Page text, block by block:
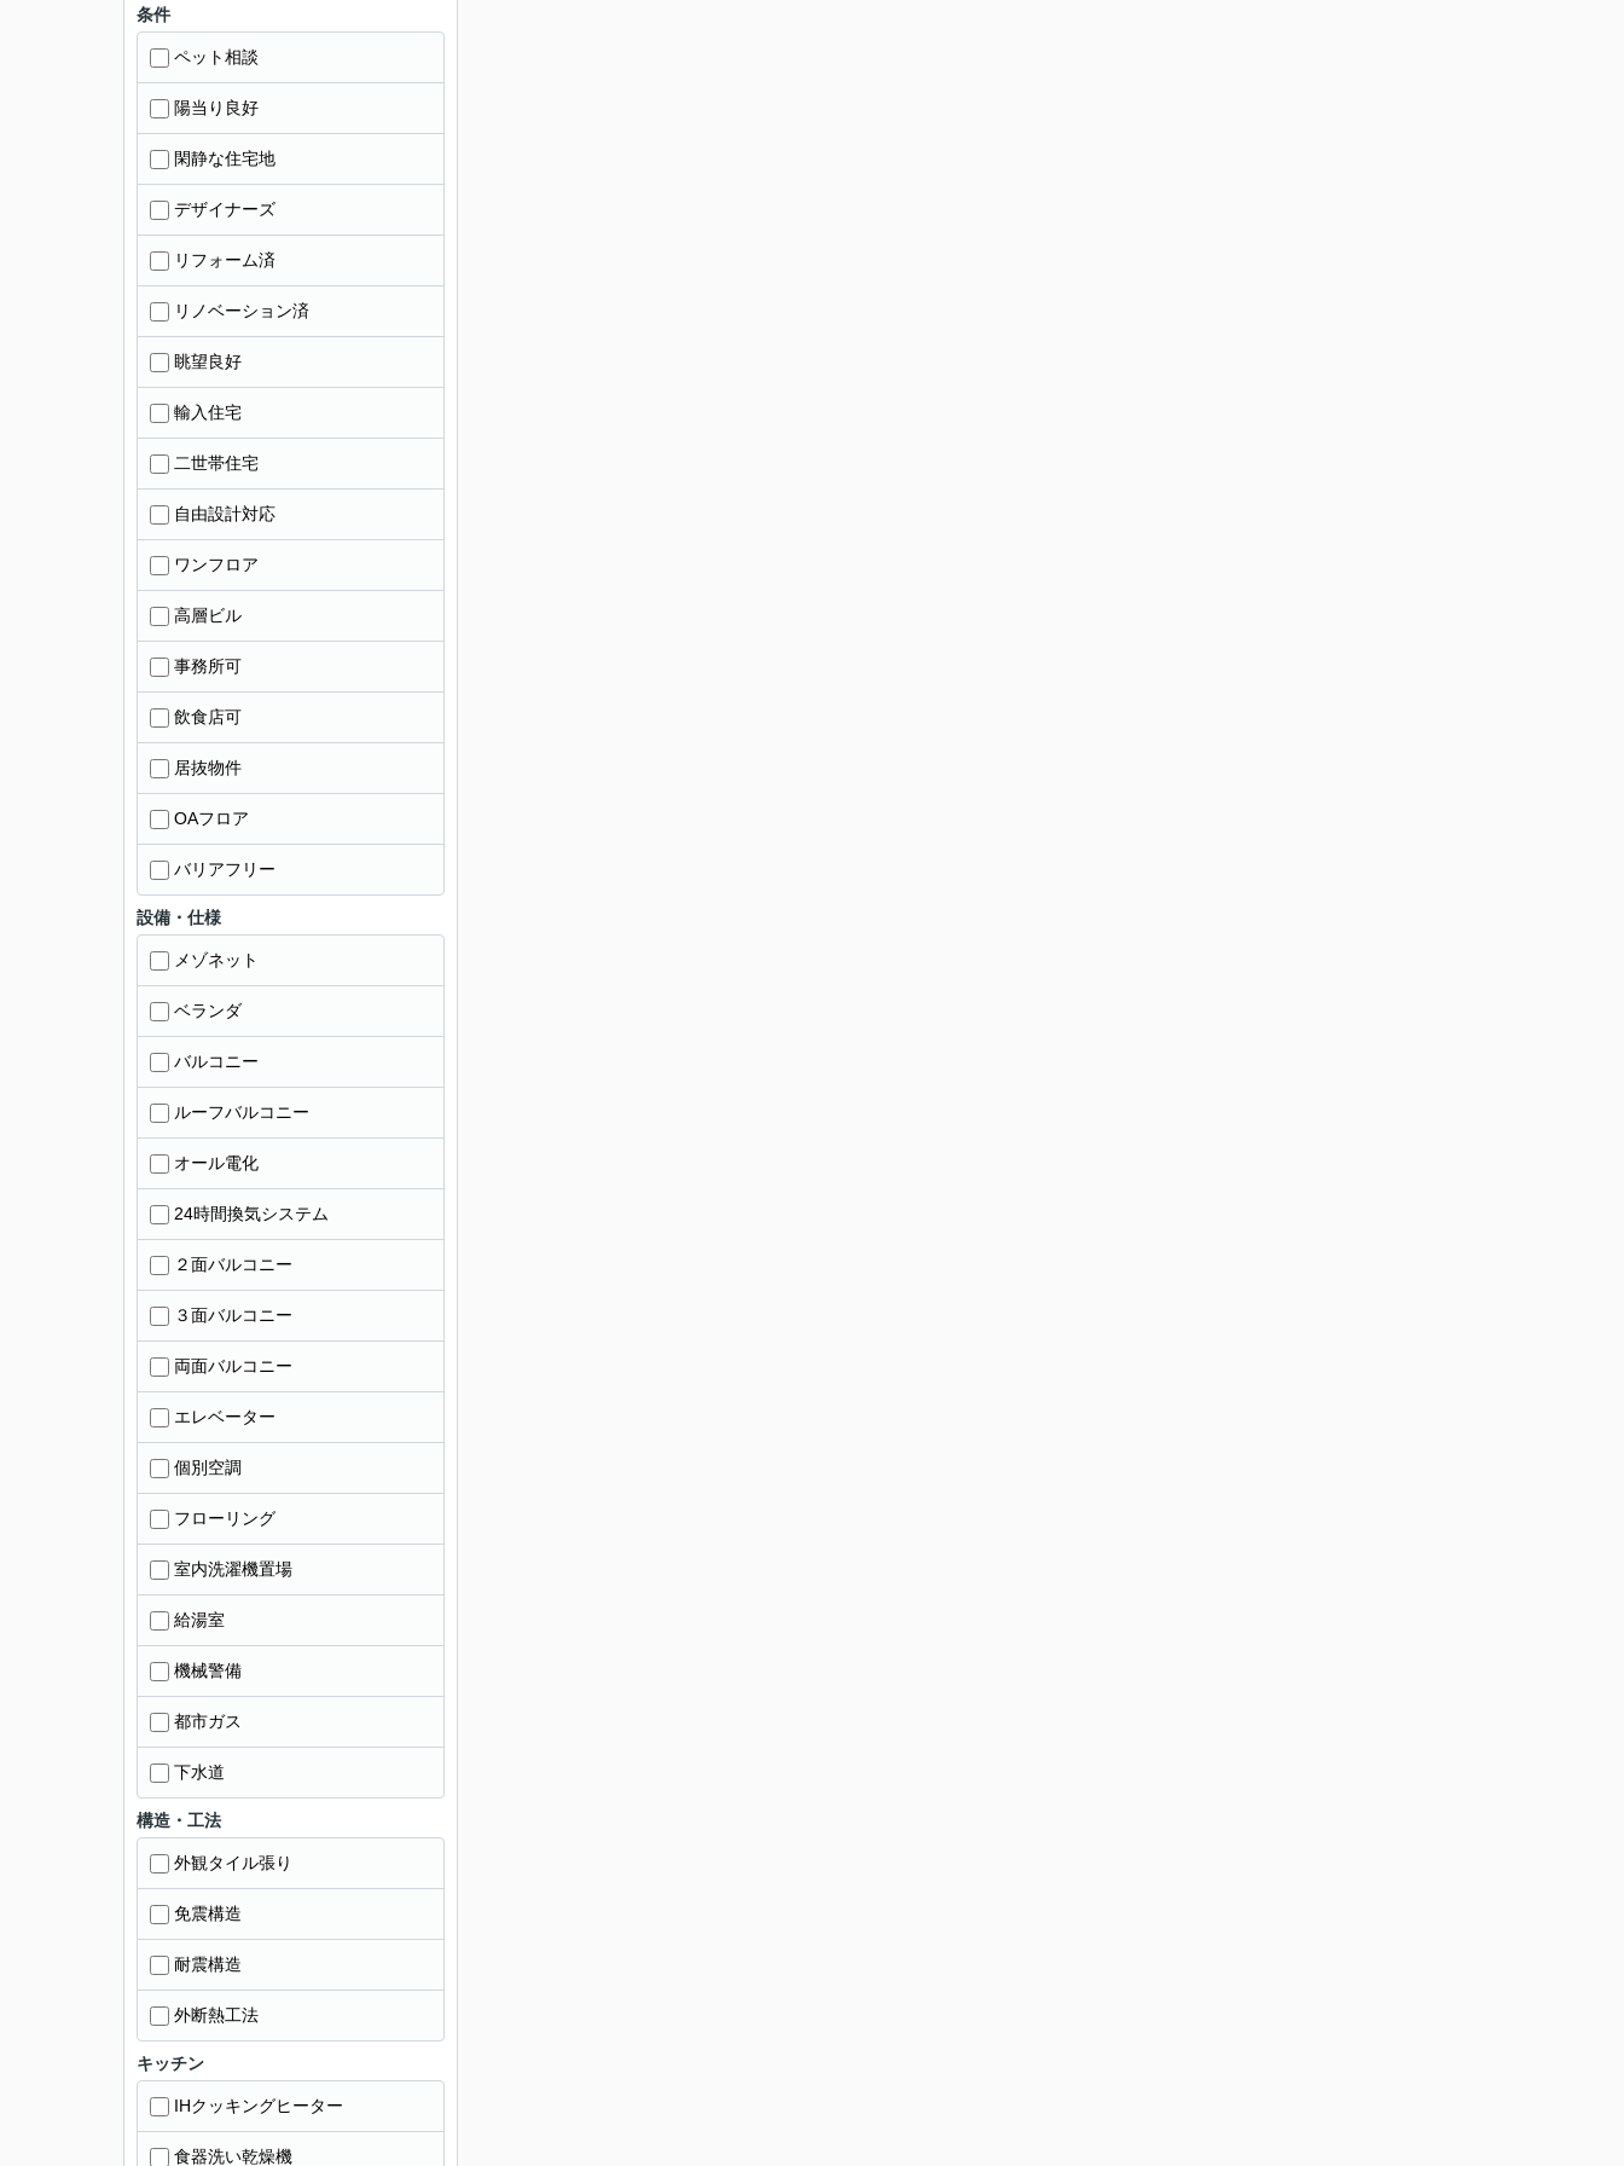
条件
ペット相談
陽当り良好
閑静な住宅地
デザイナーズ
リフォーム済
リノベーション済
眺望良好
輸入住宅
二世帯住宅
自由設計対応
ワンフロア
高層ビル
事務所可
飲食店可
居抜物件
OAフロア
バリアフリー
設備・仕様
メゾネット
ベランダ
バルコニー
ルーフバルコニー
オール電化
24時間換気システム
２面バルコニー
３面バルコニー
両面バルコニー
エレベーター
個別空調
フローリング
室内洗濯機置場
給湯室
機械警備
都市ガス
下水道
構造・工法
外観タイル張り
免震構造
耐震構造
外断熱工法
キッチン
IHクッキングヒーター
食器洗い乾燥機